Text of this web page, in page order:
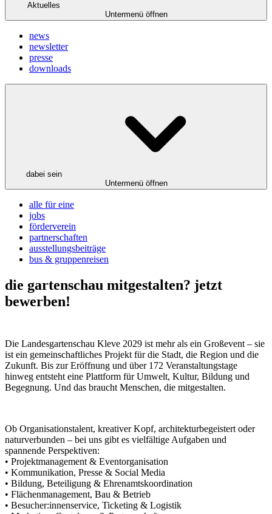
Aktuelles
Untermenü öffnen
news
newsletter
presse
downloads
dabei sein
Untermenü öffnen
alle für eine
jobs
förderverein
partnerschaften
ausstellungsbeiträge
bus & gruppenreisen
die gartenschau mitgestalten? jetzt
bewerben!
Die Landesgartenschau Kleve 2029 ist mehr als ein Großevent – sie
ist ein gemeinschaftliches Projekt für die Stadt, die Region und die
Zukunft. Bis zur Eröffnung und über 172 Veranstaltungstage
hinweg entsteht eine Plattform für Umwelt, Kultur, Bildung und
Begegnung. Und das braucht Menschen, die mitgestalten.
Ob Organisationstalent, kreativer Kopf, architekturbegeistert oder
naturverbunden – bei uns gibt es vielfältige Aufgaben und
spannende Perspektiven:
• Projektmanagement & Eventorganisation
• Kommunikation, Presse & Social Media
• Bildung, Beteiligung & Ehrenamtskoordination
• Flächenmanagement, Bau & Betrieb
• Besucher:innenservice, Ticketing & Logistik